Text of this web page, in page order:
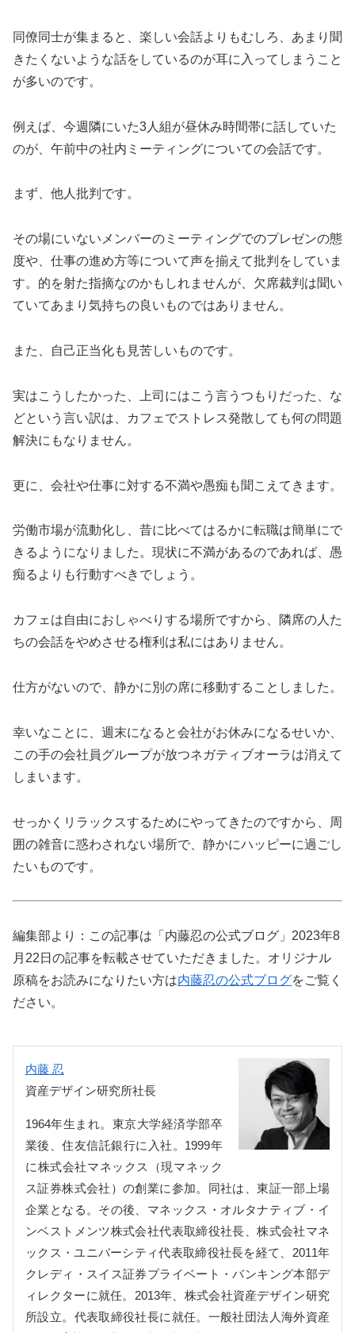
同僚同士が集まると、楽しい会話よりもむしろ、あまり聞
きたくないような話をしているのが耳に入ってしまうこと
が多いのです。
例えば、今週隣にいた3人組が昼休み時間帯に話していた
のが、午前中の社内ミーティングについての会話です。
まず、他人批判です。
その場にいないメンバーのミーティングでのプレゼンの態
度や、仕事の進め方等について声を揃えて批判をしていま
す。的を射た指摘なのかもしれませんが、欠席裁判は聞い
ていてあまり気持ちの良いものではありません。
また、自己正当化も見苦しいものです。
実はこうしたかった、上司にはこう言うつもりだった、な
どという言い訳は、カフェでストレス発散しても何の問題
解決にもなりません。
更に、会社や仕事に対する不満や愚痴も聞こえてきます。
労働市場が流動化し、昔に比べてはるかに転職は簡単にで
きるようになりました。現状に不満があるのであれば、愚
痴るよりも行動すべきでしょう。
カフェは自由におしゃべりする場所ですから、隣席の人た
ちの会話をやめさせる権利は私にはありません。
仕方がないので、静かに別の席に移動することしました。
幸いなことに、週末になると会社がお休みになるせいか、
この手の会社員グループが放つネガティブオーラは消えて
しまいます。
せっかくリラックスするためにやってきたのですから、周
囲の雑音に惑わされない場所で、静かにハッピーに過ごし
たいものです。
編集部より：この記事は「内藤忍の公式ブログ」2023年8
月22日の記事を転載させていただきました。オリジナル
原稿をお読みになりたい方は内藤忍の公式ブログをご覧く
ださい。
内藤 忍
資産デザイン研究所社長
1964年生まれ。東京大学経済学部卒
業後、住友信託銀行に入社。1999年
に株式会社マネックス（現マネック
ス証券株式会社）の創業に参加。同社は、東証一部上場
企業となる。その後、マネックス・オルタナティブ・イ
ンベストメンツ株式会社代表取締役社長、株式会社マネ
ックス・ユニバーシティ代表取締役社長を経て、2011年
クレディ・スイス証券プライベート・バンキング本部デ
ィレクターに就任。2013年、株式会社資産デザイン研究
所設立。代表取締役社長に就任。一般社団法人海外資産